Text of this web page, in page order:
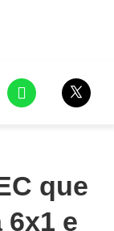
que
6x1 e